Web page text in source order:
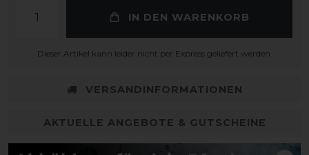
IN DEN WARENKORB
Dieser Artikel kann leider nicht per Express geliefert werden.
VERSANDINFORMATIONEN
AKTUELLE ANGEBOTE & GUTSCHEINE